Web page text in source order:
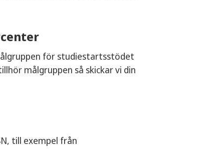
för studiestartsstödet
målgruppen så skickar vi din
till exempel från